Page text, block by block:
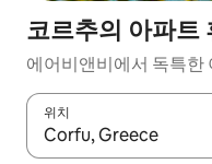
코르추의 아파트
에어비앤비에서 독특한
위치
결과가 나오면 위·아래